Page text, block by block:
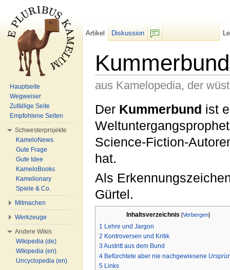
Kummerbund
aus Kamelopedia, der
Der Kummerbund ist
Science-Fiction-
hat.
Als
Gürtel.
Inhaltsverzeichnis [Verbergen]
1 Lehre und Jargon
2 Kontroversen und Kritik
3Austritt aus dem Bund
4 Befürchtete aber nie nachgewiesene
5 Links
Artikel
Diskussion
Hauptseite
Wegweiser
Zufällige Seite
Empfohlene Seiten
Schwesterprojekte
KameloNews
Gute Frage
Gute Idee
KameloBooks
Kamelionary
Spiele & Co.
Mitmachen
Werkzeuge
Andere Wikis
Wikipedia (de)
Wikipedia (en)
Uncyclopedia (en)